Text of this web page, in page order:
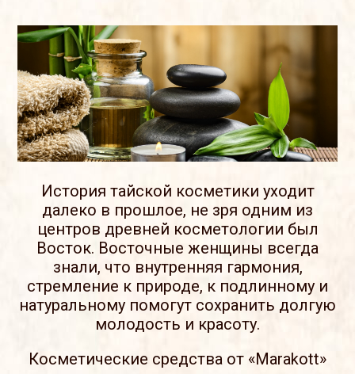
История тайской косметики уходит
далеко в прошлое, не зря одним из
центров древней косметологии был
Восток. Восточные женщины всегда
знали, что внутренняя гармония,
стремление к природе, к подлинному и
натуральному помогут сохранить долгую
молодость и красоту.
Косметические средства от «Marakott»